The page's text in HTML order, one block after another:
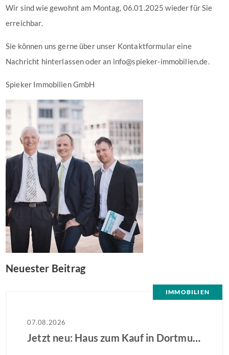
Wir sind wie gewohnt am Montag, 06.01.2025 wieder für Sie
erreichbar.
Sie können uns gerne über unser Kontaktformular eine
Nachricht hinterlassen oder an info@spieker-immobilien.de.
Spieker Immobilien GmbH
Neuester Beitrag
IMMOBILIEN
07.08.2026
Jetzt neu: Haus zum Kauf in Dortmund